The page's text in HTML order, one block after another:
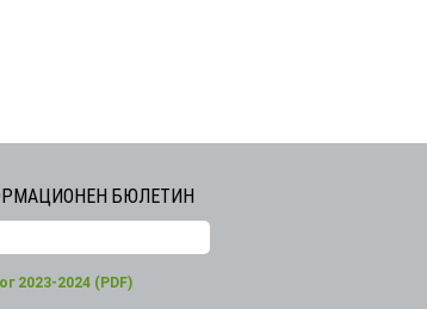
БЮЛЕТИН
2023-2024 (PDF)